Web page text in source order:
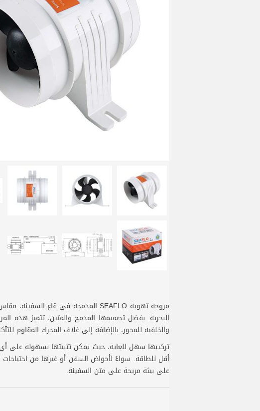
البحرية. بفضل تصميمها المدمج والمتين، تتميز هذه
والخلفية للمحور، بالإضافة إلى غلاف المحرك المقاوم
تركيبها سهل للغاية، حيث يمكن تثبيتها بسهولة على
على بيئة مريحة على متن السفينة.